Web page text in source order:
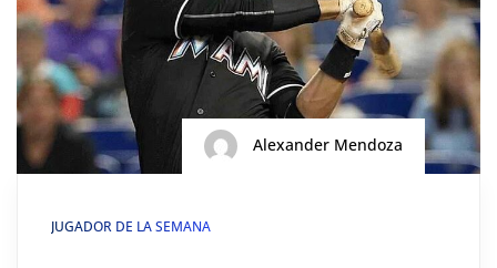
Alexander Mendoza
JUGADOR DE LA SEMANA